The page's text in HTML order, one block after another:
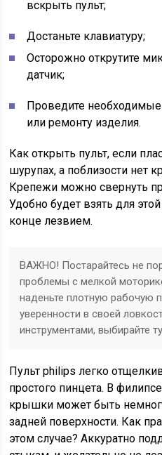
вскрыть пульт;
Достаньте клавиатуру;
Осторожно открутите
датчик;
Проведите
или ремонту изделия.
Как открыть пульт, если
шурупах, а поблизости нет
Крепежи можно свернуть
Удобно будет взять для
конце лезвием.
ВАЖНО! Постарайтесь не
проблемы с мелкой
наденьте плотную рабочую
уверенности в своей
инструментами, выбирайте
Пульт philips легко
простого пинцета. В
крышки может быть
задней поверхности. Как
этом случае? Аккуратно